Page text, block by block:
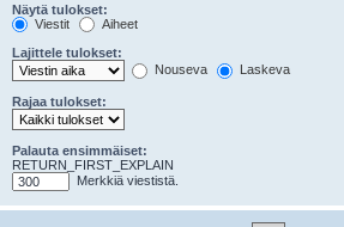
Näytä tulokset:
Viestit
Aiheet
Lajittele tulokset:
Nouseva
Laskeva
Rajaa tulokset:
Palauta ensimmäiset:
RETURN_FIRST_EXPLAIN
Merkkiä viestistä.